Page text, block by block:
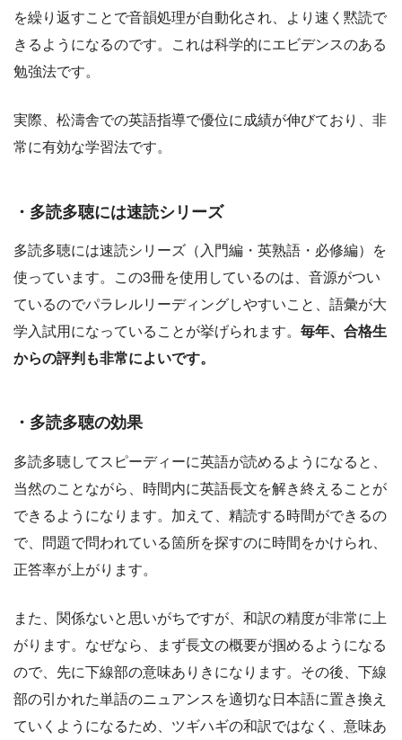
を繰り返すことで音韻処理が自動化され、より速く黙読で
きるようになるのです。これは科学的にエビデンスのある
勉強法です。
実際、松濤舎での英語指導で優位に成績が伸びており、非
常に有効な学習法です。
・多読多聴には速読シリーズ
多読多聴には速読シリーズ（入門編・英熟語・必修編）を
使っています。この3冊を使用しているのは、音源がつい
ているのでパラレルリーディングしやすいこと、語彙が大
学入試用になっていることが挙げられます。 毎年、合格生
からの評判も非常によいです。
・多読多聴の効果
多読多聴してスピーディーに英語が読めるようになると、
当然のことながら、時間内に英語長文を解き終えることが
できるようになります。加えて、精読する時間ができるの
で、問題で問われている箇所を探すのに時間をかけられ、
正答率が上がります。
また、関係ないと思いがちですが、和訳の精度が非常に上
がります。なぜなら、まず長文の概要が掴めるようになる
ので、先に下線部の意味ありきになります。その後、下線
部の引かれた単語のニュアンスを適切な日本語に置き換え
ていくようになるため、ツギハギの和訳ではなく、意味あ